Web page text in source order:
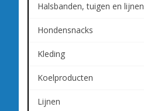
Halsbanden, tuigen en lijnen
Hondensnacks
Kleding
Koelproducten
Lijnen